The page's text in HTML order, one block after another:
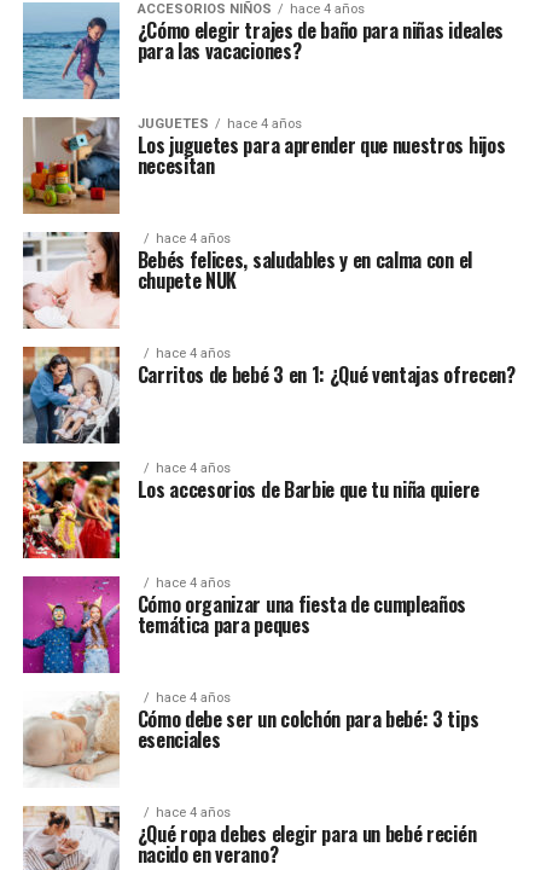
ACCESORIOS NIÑOS hace 4 años
¿Cómo elegir trajes de baño para niñas ideales
para las vacaciones?
JUGUETES hace 4 años
Los juguetes para aprender que nuestros hijos
necesitan
hace 4 años
Bebés felices, saludables y en calma con el
chupete NUK
hace 4 años
Carritos de bebé 3 en 1: ¿Qué ventajas ofrecen?
hace 4 años
Los accesorios de Barbie que tu niña quiere
hace 4 años
Cómo organizar una fiesta de cumpleaños
temática para peques
hace 4 años
Cómo debe ser un colchón para bebé: 3 tips
esenciales
hace 4 años
¿Qué ropa debes elegir para un bebé recién
nacido en verano?